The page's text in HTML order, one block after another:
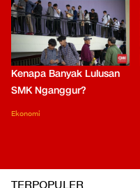
Kenapa Banyak Lulusan
SMK Nganggur?
Ekonomi